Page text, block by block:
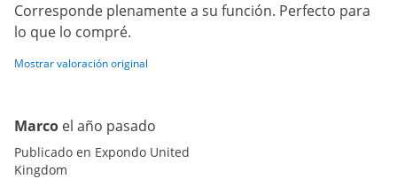
Corresponde plenamente a su función. Perfecto para
lo que lo compré.
Mostrar valoración original
Marco el año pasado
Publicado en Expondo United
Kingdom